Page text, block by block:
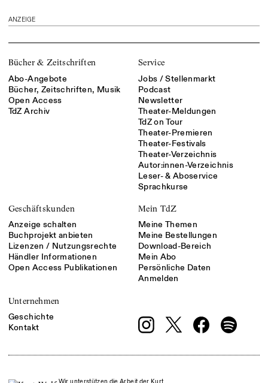
ANZEIGE
Bücher & Zeitschriften
Abo-Angebote
Bücher, Zeitschriften, Musik
Open Access
TdZ Archiv
Service
Jobs / Stellenmarkt
Podcast
Newsletter
Theater-Meldungen
TdZ on Tour
Theater-Premieren
Theater-Festivals
Theater-Verzeichnis
Autor:innen-Verzeichnis
Leser- & Aboservice
Sprachkurse
Geschäftskunden
Anzeige schalten
Buchprojekt anbieten
Lizenzen / Nutzungsrechte
Händler Informationen
Open Access Publikationen
Mein TdZ
Meine Themen
Meine Bestellungen
Download-Bereich
Mein Abo
Persönliche Daten
Anmelden
Unternehmen
Geschichte
Kontakt